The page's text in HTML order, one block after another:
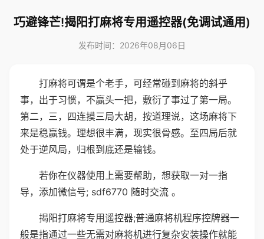
巧避锋芒!揭阳打麻将专用遥控器(免调试通用)
发布时间：2026年08月06日
打麻将可谓是个老手，可经常碰到麻将的斜乎
事，出于习惯，不赢头一把，敷衍了事过了第一局。
第二，三，四连摸三局大胡，按道理说，这场麻将下
来是稳赢钱。理想很丰满，现实很骨感。至四局后就
处于逆风局，归根到底还是输钱。
若你在仪器使用上需要帮助，想获取一对一指
导，添加微信号; sdf6770 随时交流 。
揭阳打麻将专用遥控器;普通麻将机程序控牌器一
般是指通过一些无需对麻将机进行复杂安装操作就能